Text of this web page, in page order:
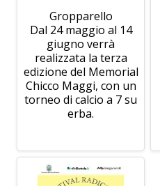
Gropparello
Dal 24 maggio al 14
giugno verrà
realizzata la terza
edizione del Memorial
Chicco Maggi, con un
torneo di calcio a 7 su
erba.